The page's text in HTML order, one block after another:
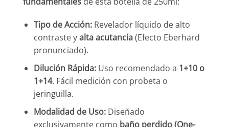
Tipo de Acción:Revelador líquido de alto
contraste yalta acutancia(Efecto Eberhard
pronunciado).
Dilución Rápida:Uso recomendado a 1+10 o
1+14. Fácil medición con probeta o
jeringuilla.
Modalidad de Uso:Diseñado
exclusivamente como baño perdido (One-